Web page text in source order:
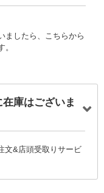
ましたら、こちらから
庫はございま
文&店頭受取りサービ